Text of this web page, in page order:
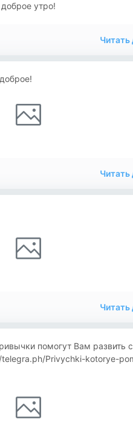
утро!
помогут Вам развить
Privychki-kotorye-